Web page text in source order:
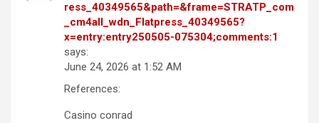
ress_40349565&path=&frame=STRATP_com
_cm4all_wdn_Flatpress_40349565?
x=entry:entry250505-075304;comments:1
says:
June 24, 2026 at 1:52 AM
References:
Casino conrad